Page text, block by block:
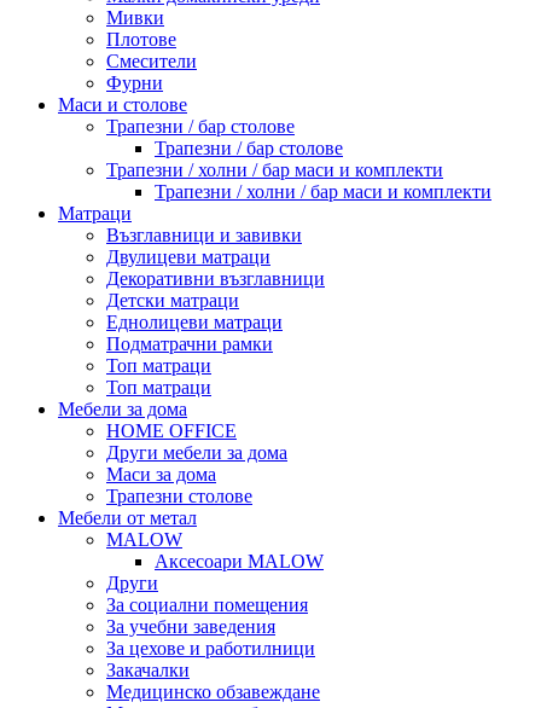
Мивки
Плотове
Смесители
Фурни
Маси и столове
Трапезни / бар столове
Трапезни / бар столове
Трапезни / холни / бар маси и комплекти
Трапезни / холни / бар маси и комплекти
Матраци
Възглавници и завивки
Двулицеви матраци
Декоративни възглавници
Детски матраци
Еднолицеви матраци
Подматрачни рамки
Топ матраци
Топ матраци
Мебели за дома
HOME OFFICE
Други мебели за дома
Маси за дома
Трапезни столове
Мебели от метал
MALOW
Аксесоари MALOW
Други
За социални помещения
За учебни заведения
За цехове и работилници
Закачалки
Медицинско обзавеждане